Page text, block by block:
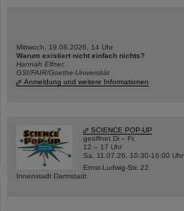
Mittwoch, 19.08.2026, 14 Uhr
Warum existiert nicht einfach nichts?
Hannah Elfner,
GSI/FAIR/Goethe-Universität
Anmeldung und weitere Informationen
SCIENCE POP-UP
geöffnet Di – Fr,
12 – 17 Uhr
Sa, 11.07.26, 10:30-16:00 Uhr
Ernst-Ludwig-Str. 22
Innenstadt Darmstadt